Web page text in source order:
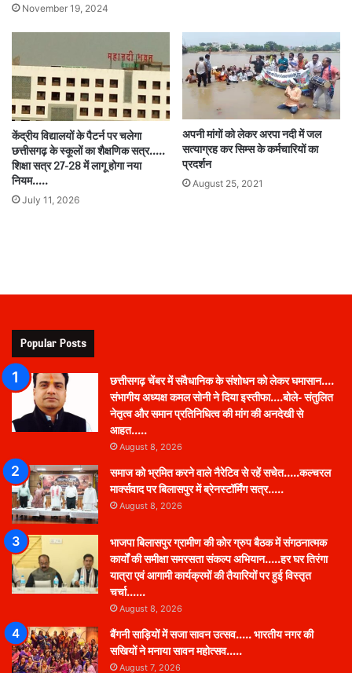
November 19, 2024
केंद्रीय विद्यालयों के पैटर्न पर चलेगा
छत्तीसगढ़ के स्कूलों का शैक्षणिक सत्र…..
शिक्षा सत्र 27-28 में लागू होगा नया
नियम…..
July 11, 2026
अपनी मांगों को लेकर अरपा नदी में जल
सत्याग्रह कर सिम्स के कर्मचारियों का
प्रदर्शन
August 25, 2021
Popular Posts
छत्तीसगढ़ चेंबर में संवैधानिक के संशोधन को लेकर घमासान….
संभागीय अध्यक्ष कमल सोनी ने दिया इस्तीफा….बोले- संतुलित
नेतृत्व और समान प्रतिनिधित्व की मांग की अनदेखी से
आहत…..
August 8, 2026
समाज को भ्रमित करने वाले नैरेटिव से रहें सचेत…..कल्चरल
मार्क्सवाद पर बिलासपुर में ब्रेनस्टॉर्मिंग सत्र…..
August 8, 2026
भाजपा बिलासपुर ग्रामीण की कोर ग्रुप बैठक में संगठनात्मक
कार्यों की समीक्षा समरसता संकल्प अभियान…..हर घर तिरंगा
यात्रा एवं आगामी कार्यक्रमों की तैयारियों पर हुई विस्तृत
चर्चा……
August 8, 2026
बैंगनी साड़ियों में सजा सावन उत्सव….. भारतीय नगर की
सखियों ने मनाया सावन महोत्सव…..
August 7, 2026